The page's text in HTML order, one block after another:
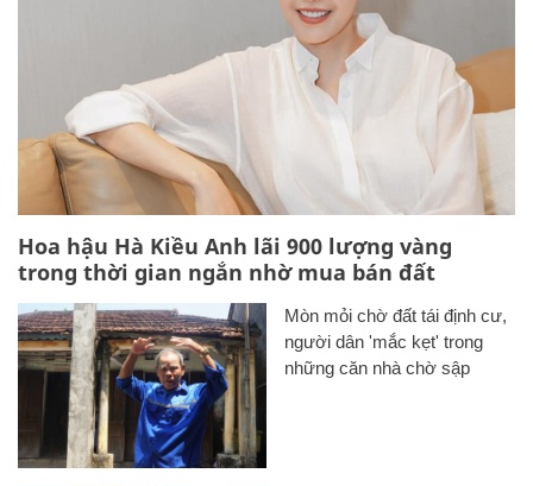
Hoa hậu Hà Kiều Anh lãi 900 lượng vàng
trong thời gian ngắn nhờ mua bán đất
Mòn mỏi chờ đất tái định cư,
người dân 'mắc kẹt' trong
những căn nhà chờ sập